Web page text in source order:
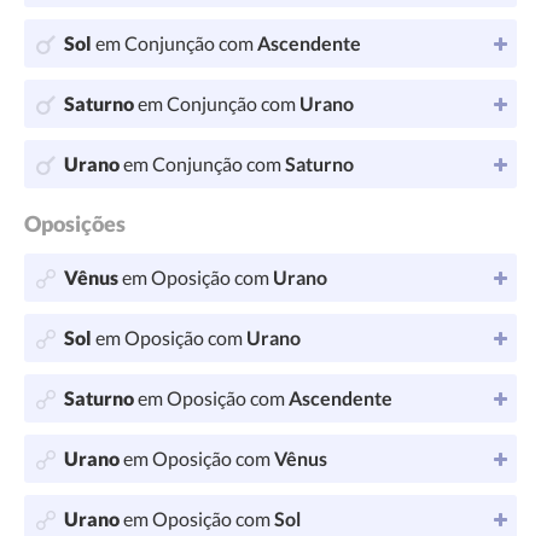
Sol em Conjunção comAscendente
Saturnoem Conjunção com Urano
Uranoem Conjunção comSaturno
Oposições
Vênusem Oposição com Urano
Sol em Oposição com Urano
Saturnoem Oposição comAscendente
Uranoem Oposição comVênus
Uranoem Oposição comSol